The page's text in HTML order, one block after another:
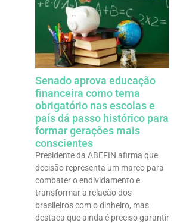
Senado aprova educação
financeira como tema
obrigatório nas escolas e
país dá passo histórico para
formar gerações mais
conscientes
Presidente da ABEFIN afirma que
decisão representa um marco para
combater o endividamento e
transformar a relação dos
brasileiros com o dinheiro, mas
destaca que ainda é preciso garantir